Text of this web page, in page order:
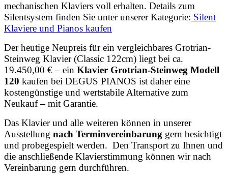
mechanischen Klaviers voll erhalten. Details zum
Silentsystem finden Sie unter unserer Kategorie: Silent
Klaviere und Pianos kaufen
Der heutige Neupreis für ein vergleichbares Grotrian-
Steinweg Klavier (Classic 122cm) liegt bei ca.
19.450,00 € – ein Klavier Grotrian-Steinweg Modell
120 kaufen bei DEGUS PIANOS ist daher eine
kostengünstige und wertstabile Alternative zum
Neukauf – mit Garantie.
Das Klavier und alle weiteren können in unserer
Ausstellung nach Terminvereinbarung gern besichtigt
und probegespielt werden. Den Transport zu Ihnen und
die anschließende Klavierstimmung können wir nach
Vereinbarung gern durchführen.